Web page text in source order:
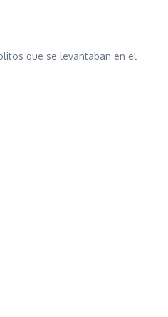
que se levantaban en el